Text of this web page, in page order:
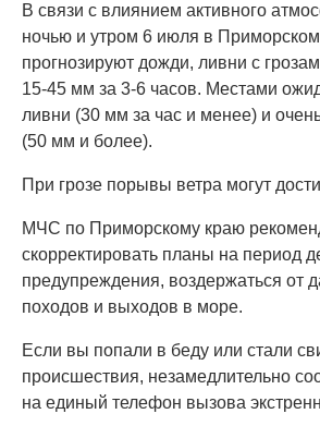
В связи с влиянием активного
ночью и утром 6 июля в
прогнозируют дожди, ливни с
15-45 мм за 3-6 часов. Местами
ливни (30 мм за час и менее) и
(50 мм и более).
При грозе порывы ветра могут
МЧС по Приморскому краю
скорректировать планы на период
предупреждения, воздержаться от
походов и выходов в море.
Если вы попали в беду или стали
происшествия, незамедлительно
на единый телефон вызова